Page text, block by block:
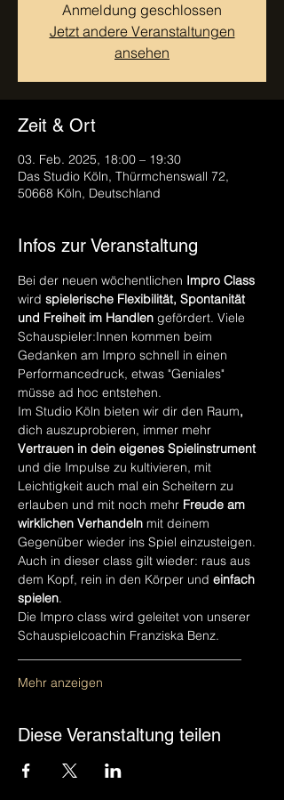
Anmeldung geschlossen
Jetzt andere Veranstaltungen
ansehen
Zeit & Ort
03. Feb. 2025, 18:00 – 19:30
Das Studio Köln, Thürmchenswall 72,
50668 Köln, Deutschland
Infos zur Veranstaltung
Bei der neuen wöchentlichen Impro Class
wird spielerische Flexibilität, Spontanität
und Freiheit im Handlen gefördert. Viele
Schauspieler:Innen kommen beim
Gedanken am Impro schnell in einen
Performancedruck, etwas "Geniales"
müsse ad hoc entstehen.
Im Studio Köln bieten wir dir den Raum,
dich auszuprobieren, immer mehr
Vertrauen in dein eigenes Spielinstrument
und die Impulse zu kultivieren, mit
Leichtigkeit auch mal ein Scheitern zu
erlauben und mit noch mehr Freude am
wirklichen Verhandeln mit deinem
Gegenüber wieder ins Spiel einzusteigen.
Auch in dieser class gilt wieder: raus aus
dem Kopf, rein in den Körper und einfach
spielen.
Die Impro class wird geleitet von unserer
Schauspielcoachin Franziska Benz.
Mehr anzeigen
Diese Veranstaltung teilen